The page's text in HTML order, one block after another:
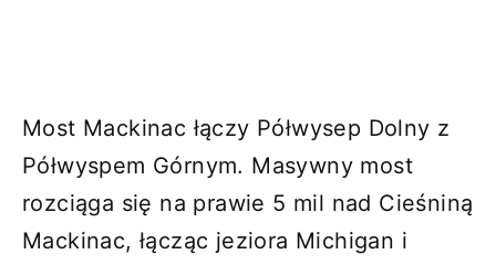
Most Mackinac łączy Półwysep Dolny z
Półwyspem Górnym. Masywny most
rozciąga się na prawie 5 mil nad Cieśniną
Mackinac, łącząc jeziora Michigan i